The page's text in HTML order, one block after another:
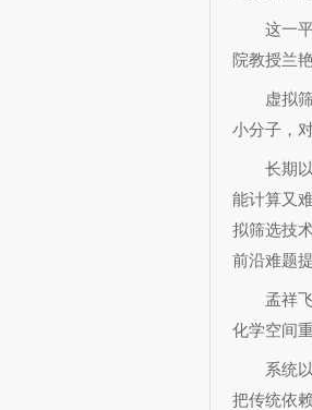
这一平
院教授兰
虚拟筛
小分子，
长期以
能计算又
拟筛选技
前沿难题
孟祥飞
化学空间
系统以
把传统依